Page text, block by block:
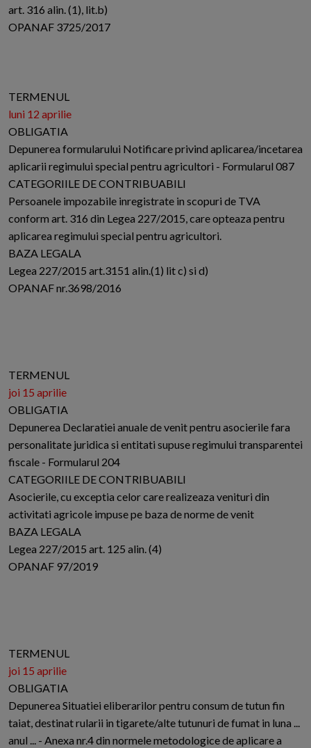
art. 316 alin. (1), lit.b)
OPANAF 3725/2017
TERMENUL
luni 12 aprilie
OBLIGATIA
Depunerea formularului Notificare privind aplicarea/incetarea
aplicarii regimului special pentru agricultori - Formularul 087
CATEGORIILE DE CONTRIBUABILI
Persoanele impozabile inregistrate in scopuri de TVA
conform art. 316 din Legea 227/2015, care opteaza pentru
aplicarea regimului special pentru agricultori.
BAZA LEGALA
Legea 227/2015 art.3151 alin.(1) lit c) si d)
OPANAF nr.3698/2016
TERMENUL
joi 15 aprilie
OBLIGATIA
Depunerea Declaratiei anuale de venit pentru asocierile fara
personalitate juridica si entitati supuse regimului transparentei
fiscale - Formularul 204
CATEGORIILE DE CONTRIBUABILI
Asocierile, cu exceptia celor care realizeaza venituri din
activitati agricole impuse pe baza de norme de venit
BAZA LEGALA
Legea 227/2015 art. 125 alin. (4)
OPANAF 97/2019
TERMENUL
joi 15 aprilie
OBLIGATIA
Depunerea Situatiei eliberarilor pentru consum de tutun fin
taiat, destinat rularii in tigarete/alte tutunuri de fumat in luna ...
anul ... - Anexa nr.4 din normele metodologice de aplicare a